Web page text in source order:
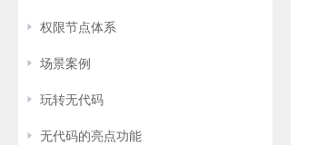
权限节点体系
场景案例
玩转无代码
无代码的亮点功能